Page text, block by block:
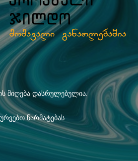
მიღება დასრულებულია.
წარმატებას